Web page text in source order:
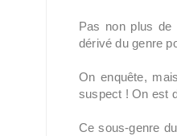
Pas non plus
dérivé du genre
On enquête,
suspect ! On est
Ce sous-genre